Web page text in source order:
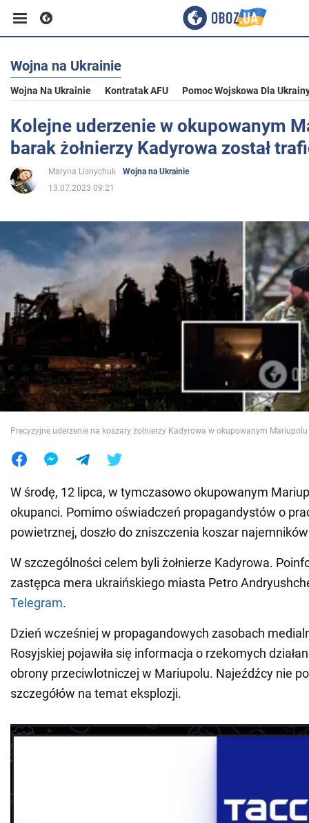
Biznes
Sport
Polityka
Społeczeństwo
Wojna na Ukrainie
Świat
Jedzenie
Wojna na Ukrainie
Wojna Na Ukrainie Kontratak AFU Pomoc Wojskowa Dla
Kolejne uderzenie w okupowanym
barak żołnierzy Kadyrowa został
Maryna Lisnychuk
Wojna na Ukrainie
13.07.2023 09:21
Precyzyjne uderzenie na koszary żołnierzy Kadyrowa w okupowanym Mariupolu
W środę, 12 lipca, w tymczasowo okupowanym
okupanci. Pomimo oświadczeń propagandystów o
powietrznej, doszło do zniszczenia koszar
W szczególności celem byli żołnierze Kadyrowa.
zastępca mera ukraińskiego miasta Petro
Telegram.
Dzień wcześniej w propagandowych zasobach
Rosyjskiej pojawiła się informacja o rzekomych
obrony przeciwlotniczej w Mariupolu. Najeźdźcy nie
szczegółów na temat eksplozji.